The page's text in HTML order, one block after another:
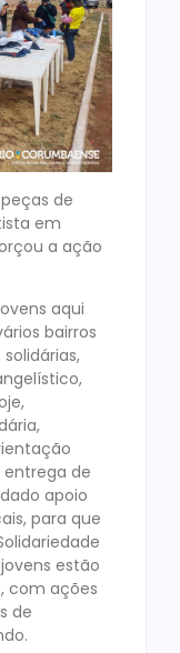
de
em
a ação
aqui
bairros
entrega de
apoio
para que
estão
com ações
de